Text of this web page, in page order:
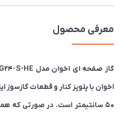
معرفی محصول
50 سانتیمتر است. در صورتی که